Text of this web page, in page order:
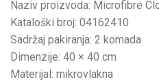
Naziv proizvoda: Microfibre
Kataloški broj: 04162410
Sadržaj pakiranja: 2 komada
Dimenzije: 40 × 40 cm
Materijal: mikrovlakna